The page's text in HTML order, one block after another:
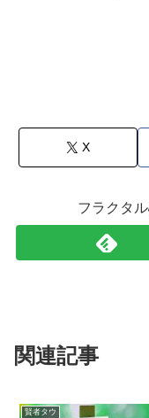
X
フラクタ
関連記事
賢者タウ